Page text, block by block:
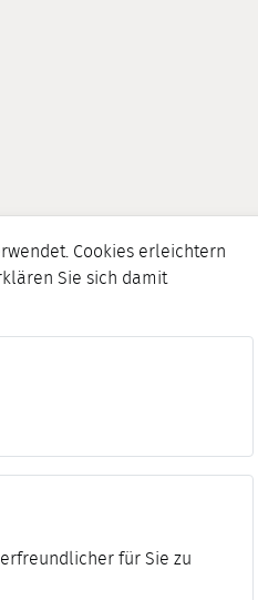
Cookies erleichtern
Sie sich damit
für Sie zu